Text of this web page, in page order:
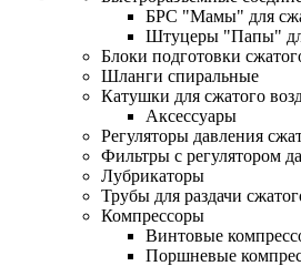
БРС "Мамы" для
Штуцеры "Папы"
Блоки подготовки
Шланги спиральные
Катушки для сжатого
Аксессуары
Регуляторы давления
Фильтры с регулятором
Лубрикаторы
Трубы для раздачи
Компрессоры
Винтовые
Поршневые